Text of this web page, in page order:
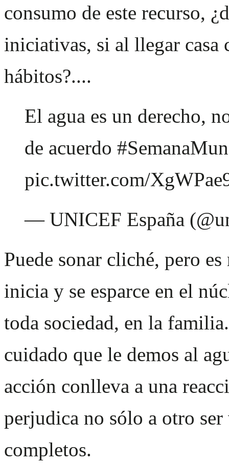
consumo de este recurso,
iniciativas, si al llegar casa
hábitos?....
El agua es un derecho,
de acuerdo
pic.twitter.com/
— UNICEF España
Puede sonar cliché, pero
inicia y se esparce en el
toda sociedad, en la
cuidado que le demos al
acción conlleva a una
perjudica no sólo a otro
completos.